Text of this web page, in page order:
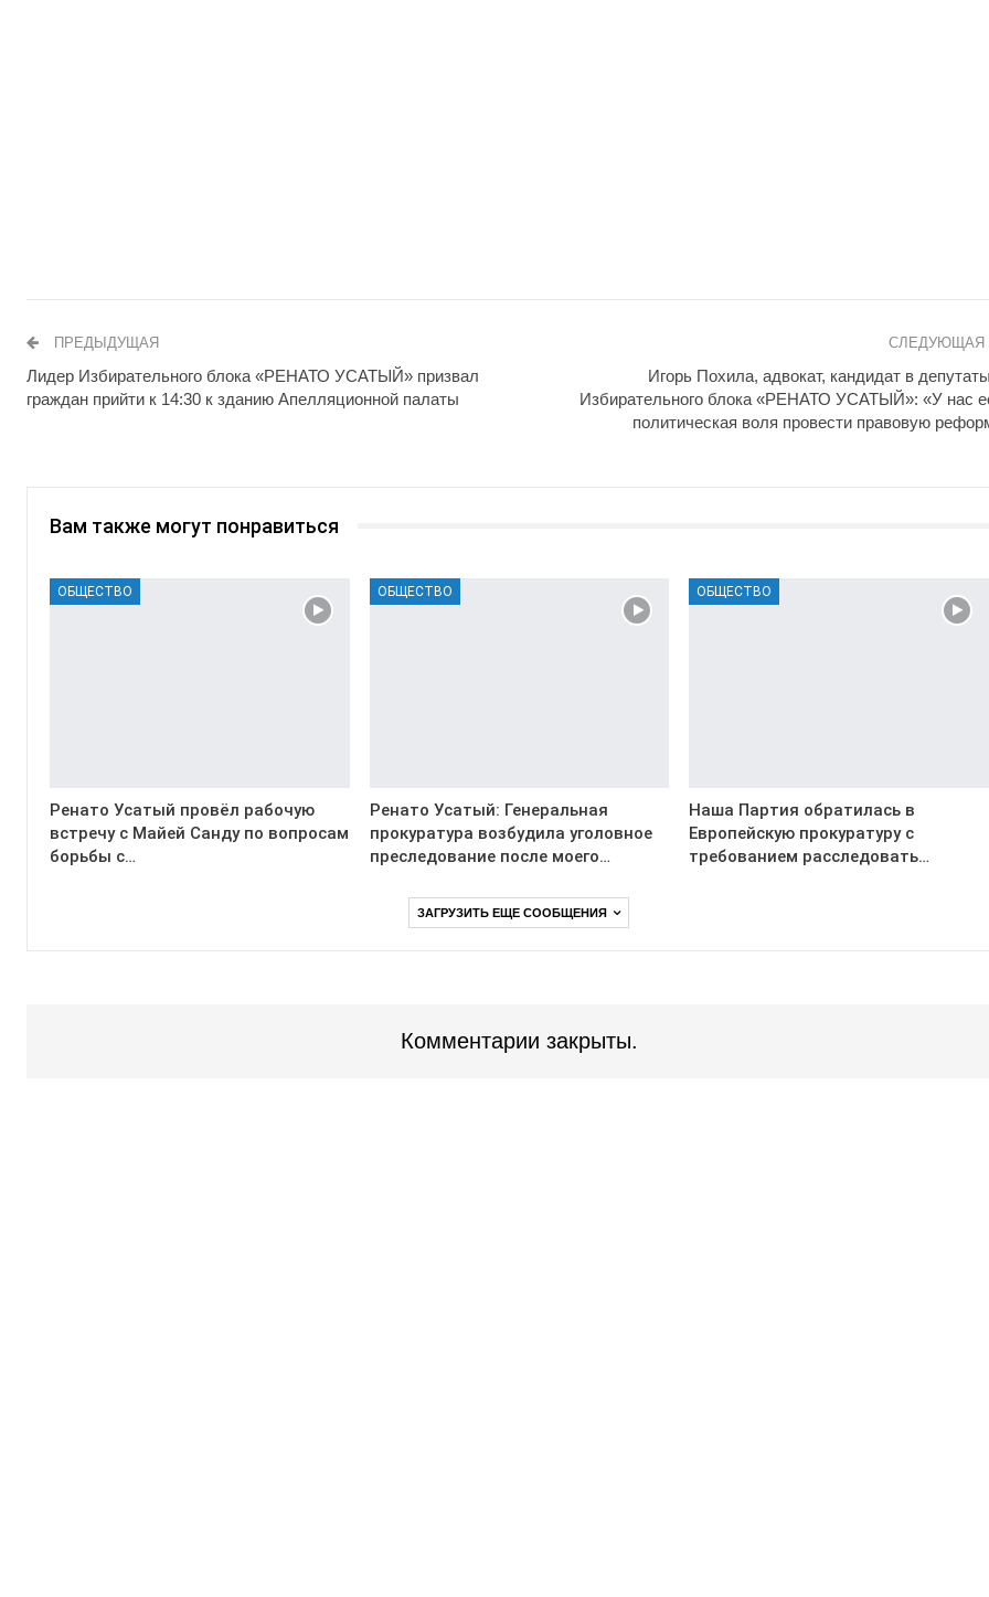
ПРЕДЫДУЩАЯ
Лидер Избирательного блока «РЕНАТО УСАТЫЙ» призвал
граждан прийти к 14:30 к зданию Апелляционной палаты
СЛЕДУЮЩАЯ
Игорь Похила, адвокат, кандидат в
Избирательного блока «РЕНАТО УСАТЫЙ»: «У нас
политическая воля провести правовую
Вам также могут понравиться
ОБЩЕСТВО
Ренато Усатый провёл рабочую
встречу с Майей Санду по вопросам
борьбы с…
ОБЩЕСТВО
Ренато Усатый: Генеральная
прокуратура возбудила уголовное
преследование после моего…
ОБЩЕСТВО
Наша Партия обратилась в
Европейскую прокуратуру с
требованием расследовать…
ЗАГРУЗИТЬ ЕЩЕ СООБЩЕНИЯ
Комментарии закрыты.